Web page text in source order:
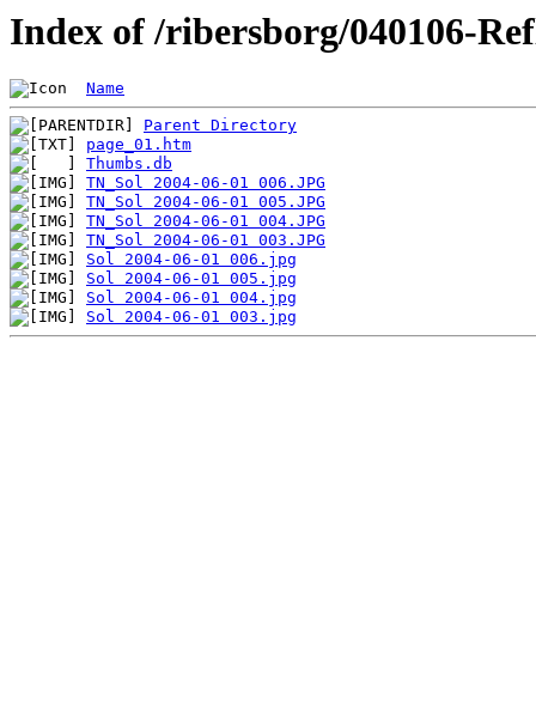
Index of /ribersborg/040106-
Name
Parent Directory
page_01.htm
Thumbs.db
TN_Sol 2004-06-01 006.JPG
TN_Sol 2004-06-01 005.JPG
TN_Sol 2004-06-01 004.JPG
TN_Sol 2004-06-01 003.JPG
Sol 2004-06-01 006.jpg
Sol 2004-06-01 005.jpg
Sol 2004-06-01 004.jpg
Sol 2004-06-01 003.jpg